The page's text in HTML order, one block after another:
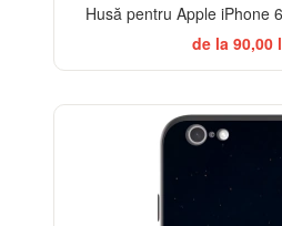
Husă pentru Apple iPhone
de la 90,00